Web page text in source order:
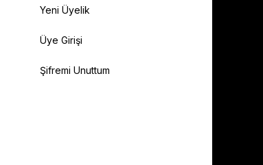
Yeni Üyelik
Üye Girişi
Şifremi Unuttum